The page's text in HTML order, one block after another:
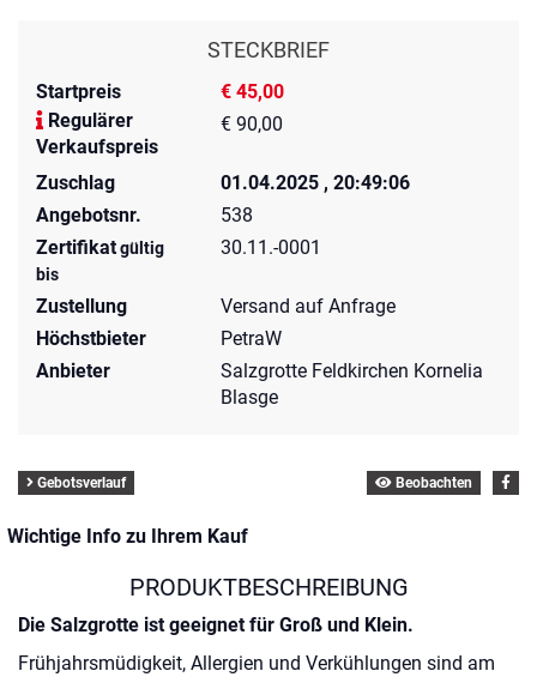
STECKBRIEF
Startpreis
€ 45,00
Regulärer
Verkaufspreis
€ 90,00
Zuschlag
01.04.2025 , 20:49:06
Angebotsnr.
538
Zertifikatgültig
bis
30.11.-0001
Zustellung
Versand auf Anfrage
Höchstbieter
PetraW
Anbieter
Salzgrotte Feldkirchen Kornelia
Blasge
Gebotsverlauf Beobachten
Wichtige Info zu Ihrem Kauf
PRODUKTBESCHREIBUNG
Die Salzgrotte ist geeignet für Groß und Klein.
Frühjahrsmüdigkeit, Allergien und Verkühlungen sind am